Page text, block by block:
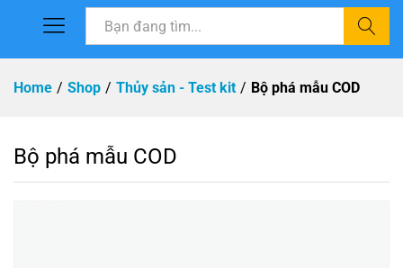
Tìm
Home / Shop / Thủy sản - Test kit / Bộ phá mẫu COD
Bộ phá mẫu COD